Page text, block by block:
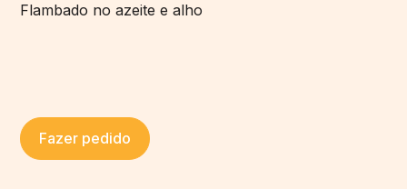
Flambado no azeite e alho
Fazer pedido